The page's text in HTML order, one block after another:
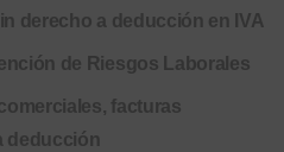
derecho a deducción en IVA
de Riesgos Laborales
facturas
deducción